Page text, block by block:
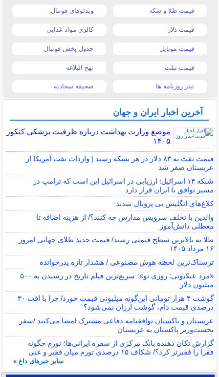
قیمت طلا و سکه ویدئوهای فوتبال
قیمت دلار کالری مواد غذایی
قیمت موبایل جدول پخش فوتبال
قیمت تبلت نهج البلاغه
تیتر روزنامه ها صحیفه سجادیه
آخرین اخبار ایران و جهان
موضع وزارت بهداشت درباره ظرفیت پزشکی کنکور
۱۴۰۵
قیمت نفت به ۸۳ دلار در هر بشکه رسید | واردات نفت آمریکا از
عربستان صفر شد
شبکه ۱۴ اسرائیل: ارزیابی در اسرائیل این است که ترامپ در
مسیر توافق با ایران قرار دارد
کلاغ‌های انگلیس بی پروبال شدند
والدین با تخلف سرویس مدارس چه کنند؟/ از هزینه اضافه تا
معطلی دانش‌آموز
طلا به بالاترین سطح قیمتی رسید/ قیمت جدید طلای جهانی امروز
۱۶ مرداد ۱۴۰۵
ترسناک‌ترین لحظه هوش مصنوعی / هشدار تازه پدرخوانده
«مرد عنکبوتی: روزی نو»؛ سریع‌ترین فیلم تاریخ در رسیدن به ۵۰۰
میلیون دلار
گوشت ۴ هزار تومانی این‌گونه میلیونی قیمت خورد/ چرا با افت ۳۰
درصدی قیمت دام، گوشت ارزان نمی‌شود؟
عربستان و پاکستان توافقنامه دفاعی مشترک امضا می‌کنند /سفر
نخست‌وزیر پاکستان به عربستان
گزارش تکان‌ دهنده بانک مرکزی از سفره ایرانی‌ها؛ تورم چگونه
فقرا را فقیرتر کرد؟/ شکاف ۱۵ درصدی تورم میان فقیر و غنی
سایر خبرهای داغ »